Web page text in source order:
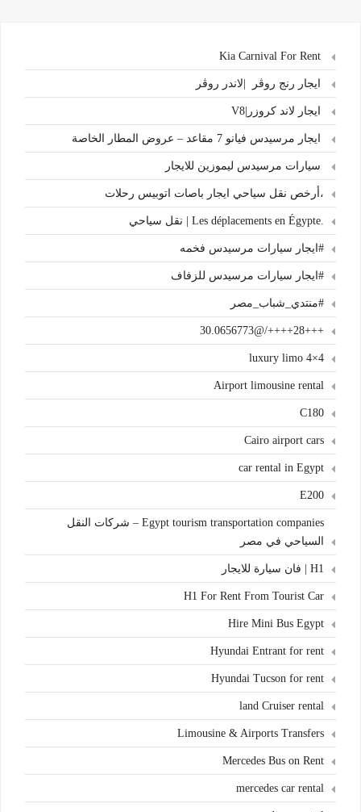
ايجار رنج روڤر |لاندر روڤر
ايجار لاند كروزر|V8
ايجار مرسيدس فيانو 7 مقاعد – عروض المطار الخاصة
سيارات مرسيدس ليموزين للايجار
،أرخص نقل سياحي ايجار باصات اتوبيس رحلات
.Les déplacements en Égypte | نقل سياحي
#ايجار سيارات مرسيدس فخمه
#ايجار سيارات مرسيدس للزفاف
#منتدي_شباب_مصر
+++28++++/@30.0656773
4×4 luxury limo
Airport limousine rental
C180
Cairo airport cars
car rental in Egypt
E200
Egypt tourism transportation companies – شركات النقل
السياحي في مصر
H1 | فان سيارة للايجار
H1 For Rent From Tourist Car
Hire Mini Bus Egypt
Hyundai Entrant for rent
Hyundai Tucson for rent
land Cruiser rental
Limousine & Airports Transfers
Mercedes Bus on Rent
mercedes car rental